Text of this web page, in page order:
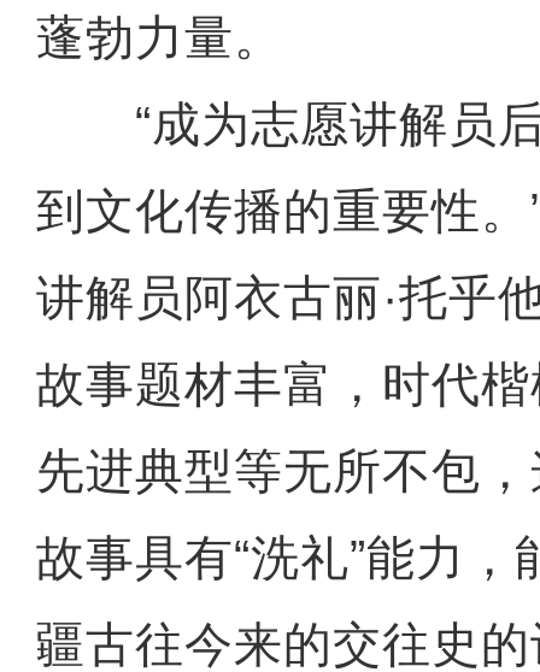
蓬勃力量。
“成为志愿讲解员后
到文化传播的重要性
讲解员阿衣古丽·托乎
故事题材丰富，时代
先进典型等无所不包
故事具有“洗礼”能力
疆古往今来的交往史